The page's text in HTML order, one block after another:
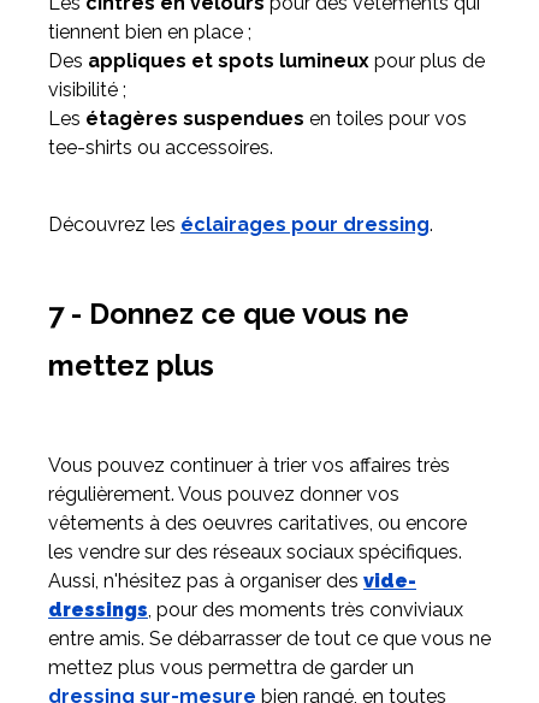
tiennent bien en place ;
Des appliques et spots lumineux pour plus de
visibilité ;
Les étagères suspendues en toiles pour vos
tee-shirts ou accessoires.
Découvrez les éclairages pour dressing.
7 - Donnez ce que vous ne
mettez plus
Vous pouvez continuer à trier vos affaires très
régulièrement. Vous pouvez donner vos
vêtements à des oeuvres caritatives, ou encore
les vendre sur des réseaux sociaux spécifiques.
Aussi, n'hésitez pas à organiser des vide-
dressings, pour des moments très conviviaux
entre amis. Se débarrasser de tout ce que vous ne
mettez plus vous permettra de garder un
dressing sur-mesure bien rangé, en toutes